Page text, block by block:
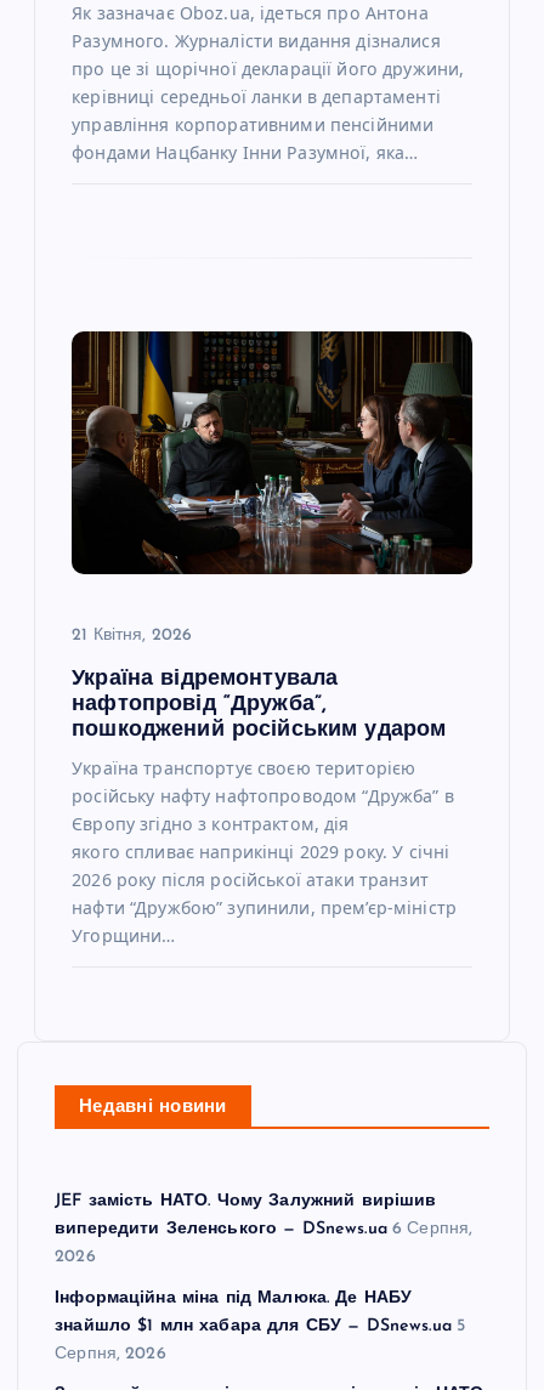
Як зазначає Oboz.ua, ідеться про Антона
Разумного. Журналісти видання дізналися
про це зі щорічної декларації його дружини,
керівниці середньої ланки в департаменті
управління корпоративними пенсійними
фондами Нацбанку Інни Разумної, яка…
21 Квітня, 2026
Україна відремонтувала
нафтопровід “Дружба”,
пошкоджений російським ударом
Україна транспортує своєю територією
російську нафту нафтопроводом “Дружба” в
Європу згідно з контрактом, дія
якого спливає наприкінці 2029 року. У січні
2026 року після російської атаки транзит
нафти “Дружбою” зупинили, прем’єр-міністр
Угорщини…
Недавні новини
JEF замість НАТО. Чому Залужний вирішив
випередити Зеленського — DSnews.ua 6 Серпня,
2026
Інформаційна міна під Малюка. Де НАБУ
знайшло $1 млн хабара для СБУ — DSnews.ua 5
Серпня, 2026